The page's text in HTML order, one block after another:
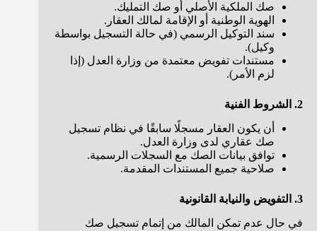
صك الملكية الأصلي أو صك التمليك.
الهوية الوطنية أو الإقامة لمالك العقار.
سند التوكيل الرسمي (في حالة التسجيل بواسطة
وكيل).
مستندات تفويض معتمدة من وزارة العدل (إذا
لزم الأمر).
2. الشروط الفنية
أن يكون العقار مسجلًا سابقًا في نظام تسجيل
صك عقاري لدى وزارة العدل.
توافق بيانات الصك مع السجلات الرسمية.
صلاحية جميع المستندات المقدمة.
3. التفويض والنيابة القانونية
في حال عدم تمكن المالك من إتمام تسجيل صك